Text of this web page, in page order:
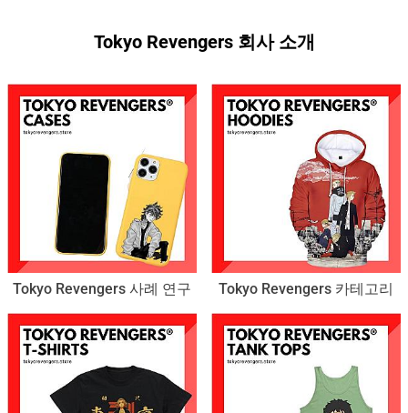
Tokyo Revengers 회사 소개
Tokyo Revengers 사례 연구 Tokyo Revengers 카테고리